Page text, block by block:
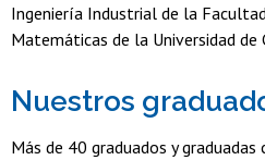
Ingeniería Industrial de la
Matemáticas de la Universidad de
Nuestros
Más de 40 graduados y